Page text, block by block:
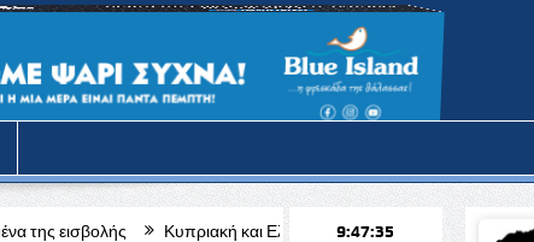
Κυπριακή και Ελληνική παραδοσιακή μουσική βραδιά Θ.
9:47:37